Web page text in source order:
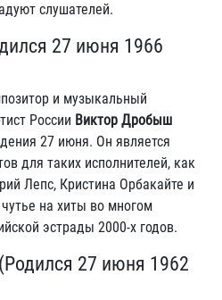
слушателей.
27 июня 1966
и музыкальный
России Виктор Дробыш
27 июня. Он является
для таких исполнителей, как
Лепс, Кристина Орбакайте и
на хиты во многом
эстрады 2000-х годов.
27 июня 1962